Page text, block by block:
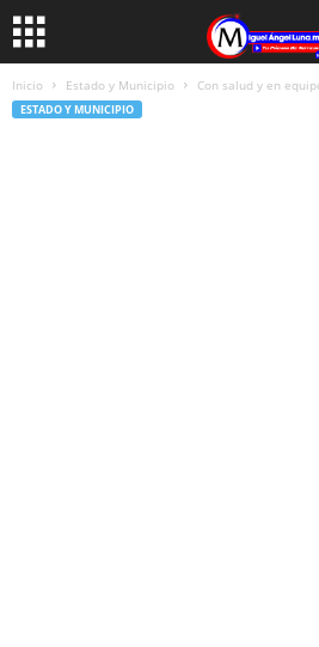
Inicio Estado y Municipio Con salud y en
ESTADO Y MUNICIPIO